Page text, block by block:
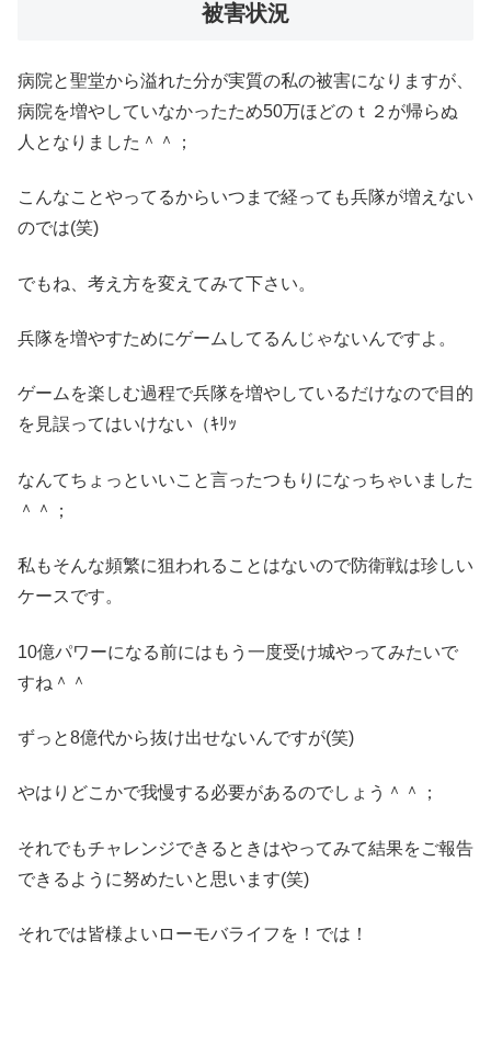
被害状況
病院と聖堂から溢れた分が実質の私の被害になりますが、
病院を増やしていなかったため50万ほどのｔ２が帰らぬ
人となりました＾＾；
こんなことやってるからいつまで経っても兵隊が増えない
のでは(笑)
でもね、考え方を変えてみて下さい。
兵隊を増やすためにゲームしてるんじゃないんですよ。
ゲームを楽しむ過程で兵隊を増やしているだけなので目的
を見誤ってはいけない（ｷﾘｯ
なんてちょっといいこと言ったつもりになっちゃいました
＾＾；
私もそんな頻繁に狙われることはないので防衛戦は珍しい
ケースです。
10億パワーになる前にはもう一度受け城やってみたいで
すね＾＾
ずっと8億代から抜け出せないんですが(笑)
やはりどこかで我慢する必要があるのでしょう＾＾；
それでもチャレンジできるときはやってみて結果をご報告
できるように努めたいと思います(笑)
それでは皆様よいローモバライフを！では！